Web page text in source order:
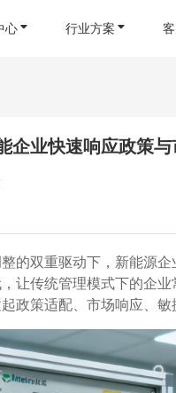
心 行业方案
企业快速响应政策
的双重驱动下，新能源
让传统管理模式下的企
政策适配、市场响应、